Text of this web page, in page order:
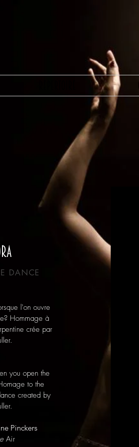
DANCE
l'on ouvre
Hommage à
crée par
you open the
to the
created by
Pinckers
Air